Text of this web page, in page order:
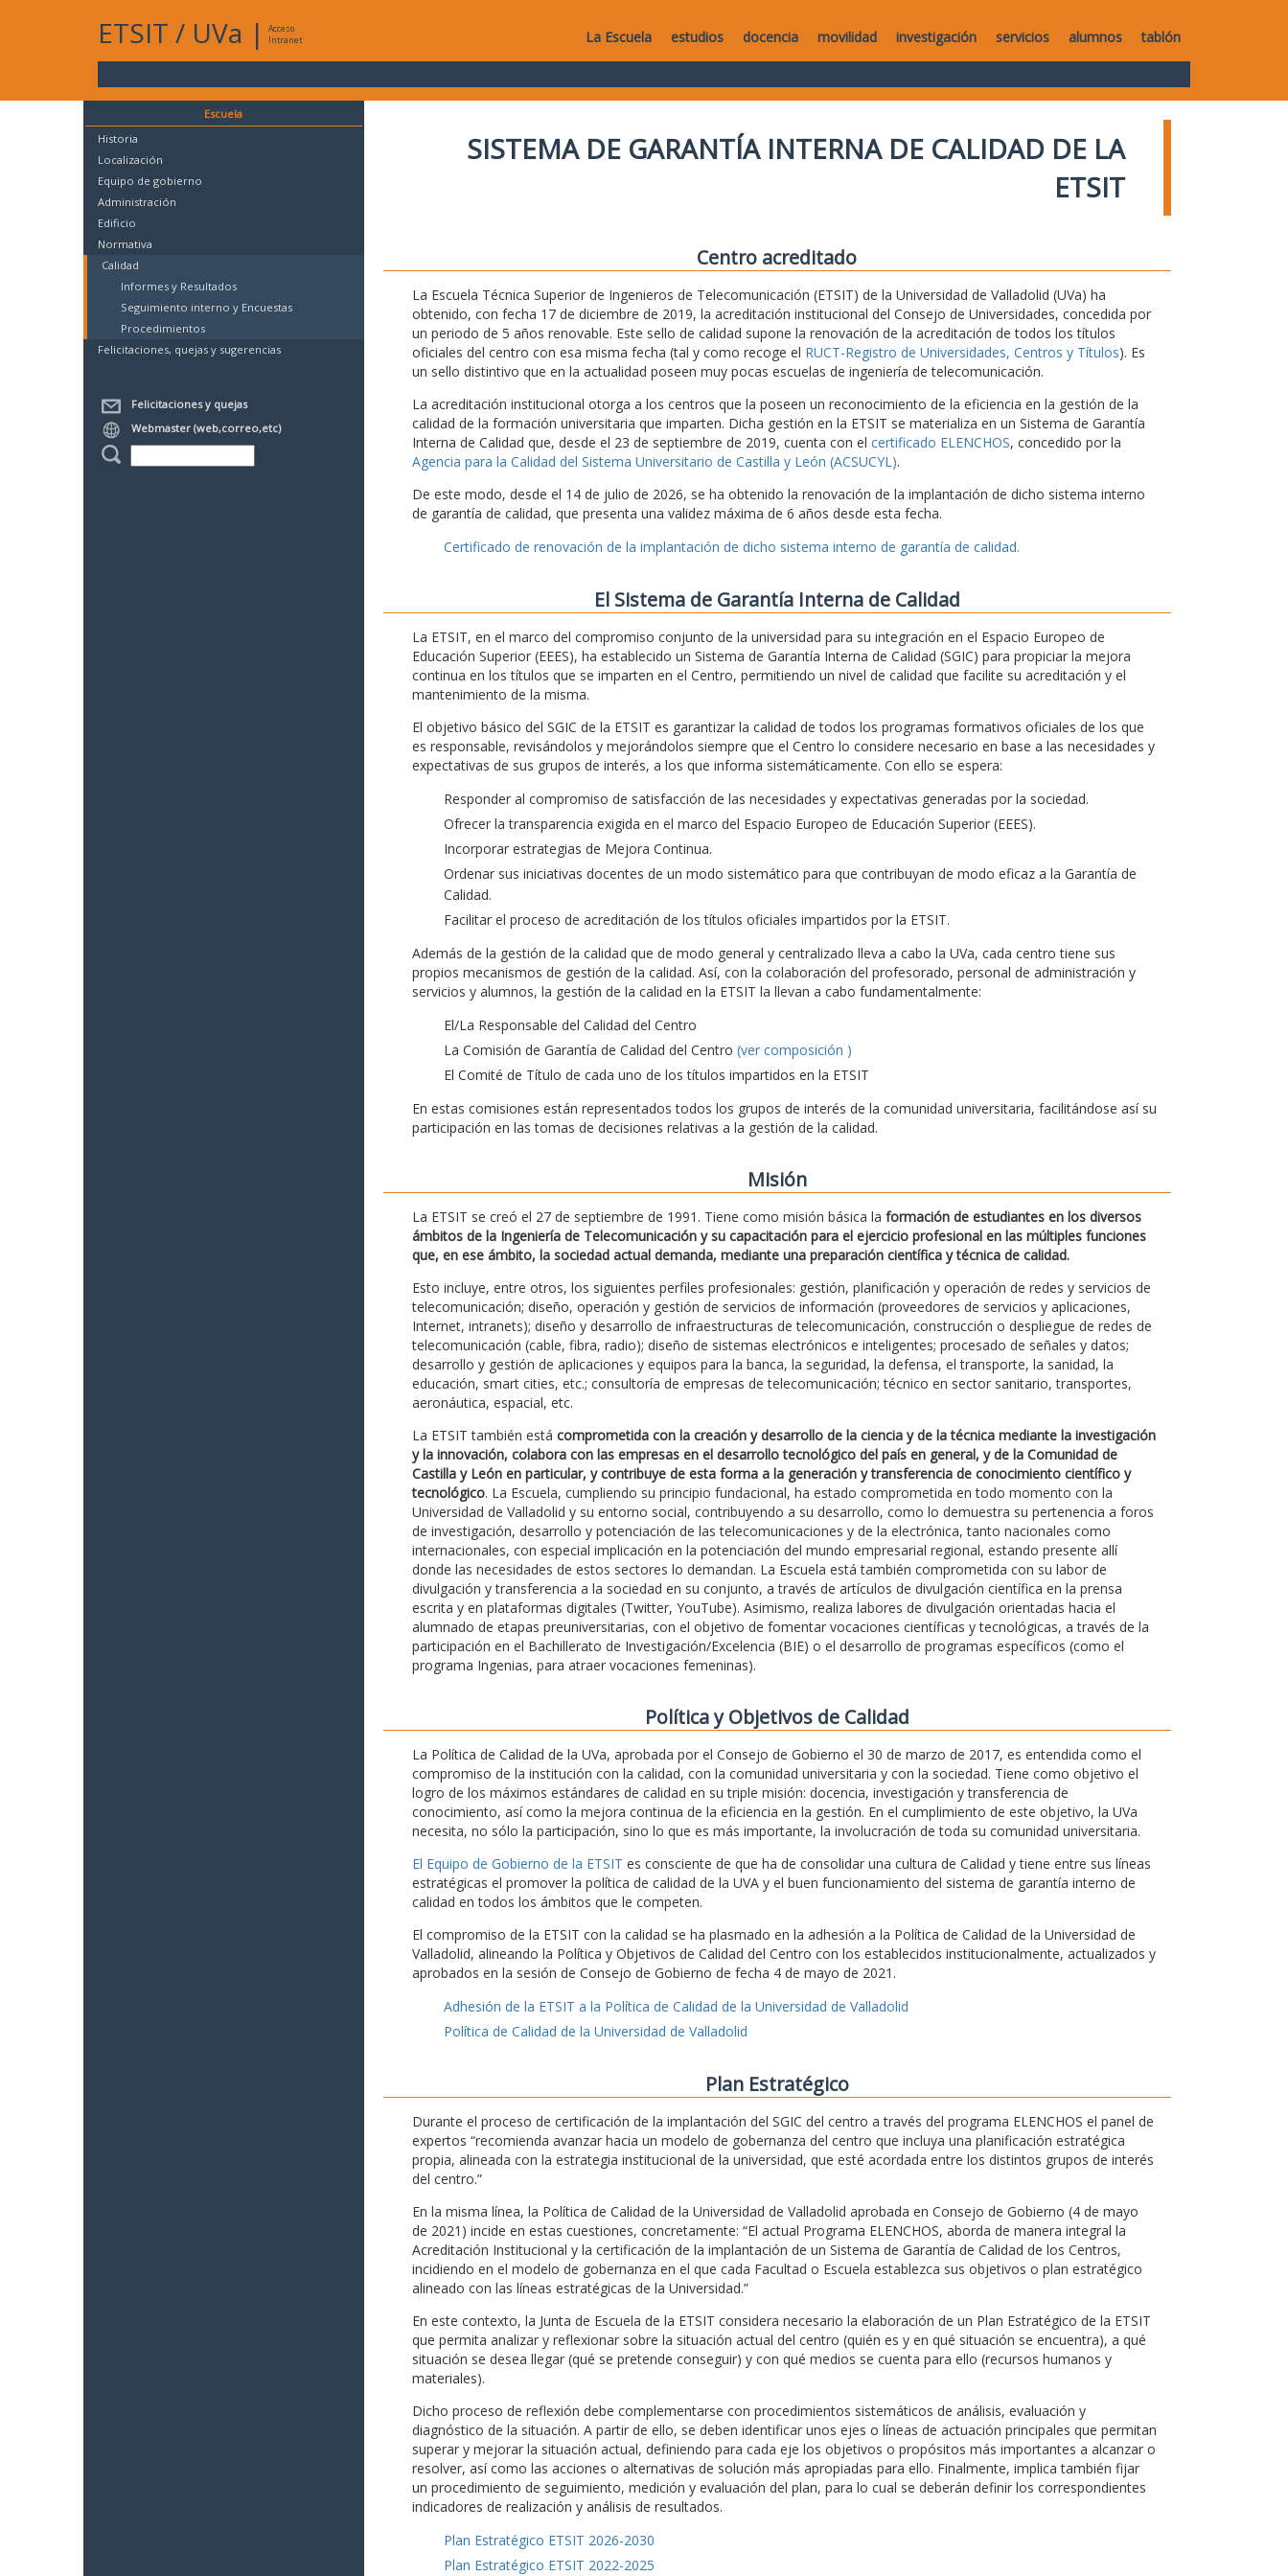
ETSIT / UVa |
Acceso
Intranet
La Escuela estudios docencia movilidad investigación servicios alumnos tablón
Escuela
Historia
Localización
Equipo de gobierno
Administración
Edificio
Normativa
Calidad
Informes y Resultados
Seguimiento interno y Encuestas
Procedimientos
Felicitaciones, quejas y sugerencias
Felicitaciones y quejas
Webmaster (web,correo,etc)
SISTEMA DE GARANTÍA INTERNA DE CALIDAD DE LA
ETSIT
Centro acreditado
La Escuela Técnica Superior de Ingenieros de Telecomunicación (ETSIT) de la Universidad de Valladolid (UVa) ha
obtenido, con fecha 17 de diciembre de 2019, la acreditación institucional del Consejo de Universidades, concedida por
un periodo de 5 años renovable. Este sello de calidad supone la renovación de la acreditación de todos los títulos
oficiales del centro con esa misma fecha (tal y como recoge el RUCT-Registro de Universidades, Centros y Títulos). Es
un sello distintivo que en la actualidad poseen muy pocas escuelas de ingeniería de telecomunicación.
La acreditación institucional otorga a los centros que la poseen un reconocimiento de la eficiencia en la gestión de la
calidad de la formación universitaria que imparten. Dicha gestión en la ETSIT se materializa en un Sistema de Garantía
Interna de Calidad que, desde el 23 de septiembre de 2019, cuenta con el certificado ELENCHOS, concedido por la
Agencia para la Calidad del Sistema Universitario de Castilla y León (ACSUCYL).
De este modo, desde el 14 de julio de 2026, se ha obtenido la renovación de la implantación de dicho sistema interno
de garantía de calidad, que presenta una validez máxima de 6 años desde esta fecha.
Certificado de renovación de la implantación de dicho sistema interno de garantía de calidad.
El Sistema de Garantía Interna de Calidad
La ETSIT, en el marco del compromiso conjunto de la universidad para su integración en el Espacio Europeo de
Educación Superior (EEES), ha establecido un Sistema de Garantía Interna de Calidad (SGIC) para propiciar la mejora
continua en los títulos que se imparten en el Centro, permitiendo un nivel de calidad que facilite su acreditación y el
mantenimiento de la misma.
El objetivo básico del SGIC de la ETSIT es garantizar la calidad de todos los programas formativos oficiales de los que
es responsable, revisándolos y mejorándolos siempre que el Centro lo considere necesario en base a las necesidades y
expectativas de sus grupos de interés, a los que informa sistemáticamente. Con ello se espera:
Responder al compromiso de satisfacción de las necesidades y expectativas generadas por la sociedad.
Ofrecer la transparencia exigida en el marco del Espacio Europeo de Educación Superior (EEES).
Incorporar estrategias de Mejora Continua.
Ordenar sus iniciativas docentes de un modo sistemático para que contribuyan de modo eficaz a la Garantía de
Calidad.
Facilitar el proceso de acreditación de los títulos oficiales impartidos por la ETSIT.
Además de la gestión de la calidad que de modo general y centralizado lleva a cabo la UVa, cada centro tiene sus
propios mecanismos de gestión de la calidad. Así, con la colaboración del profesorado, personal de administración y
servicios y alumnos, la gestión de la calidad en la ETSIT la llevan a cabo fundamentalmente:
El/La Responsable del Calidad del Centro
La Comisión de Garantía de Calidad del Centro (ver composición )
El Comité de Título de cada uno de los títulos impartidos en la ETSIT
En estas comisiones están representados todos los grupos de interés de la comunidad universitaria, facilitándose así su
participación en las tomas de decisiones relativas a la gestión de la calidad.
Misión
La ETSIT se creó el 27 de septiembre de 1991. Tiene como misión básica la formación de estudiantes en los diversos
ámbitos de la Ingeniería de Telecomunicación y su capacitación para el ejercicio profesional en las múltiples funciones
que, en ese ámbito, la sociedad actual demanda, mediante una preparación científica y técnica de calidad.
Esto incluye, entre otros, los siguientes perfiles profesionales: gestión, planificación y operación de redes y servicios de
telecomunicación; diseño, operación y gestión de servicios de información (proveedores de servicios y aplicaciones,
Internet, intranets); diseño y desarrollo de infraestructuras de telecomunicación, construcción o despliegue de redes de
telecomunicación (cable, fibra, radio); diseño de sistemas electrónicos e inteligentes; procesado de señales y datos;
desarrollo y gestión de aplicaciones y equipos para la banca, la seguridad, la defensa, el transporte, la sanidad, la
educación, smart cities, etc.; consultoría de empresas de telecomunicación; técnico en sector sanitario, transportes,
aeronáutica, espacial, etc.
La ETSIT también está comprometida con la creación y desarrollo de la ciencia y de la técnica mediante la investigación
y la innovación, colabora con las empresas en el desarrollo tecnológico del país en general, y de la Comunidad de
Castilla y León en particular, y contribuye de esta forma a la generación y transferencia de conocimiento científico y
tecnológico. La Escuela, cumpliendo su principio fundacional, ha estado comprometida en todo momento con la
Universidad de Valladolid y su entorno social, contribuyendo a su desarrollo, como lo demuestra su pertenencia a foros
de investigación, desarrollo y potenciación de las telecomunicaciones y de la electrónica, tanto nacionales como
internacionales, con especial implicación en la potenciación del mundo empresarial regional, estando presente allí
donde las necesidades de estos sectores lo demandan. La Escuela está también comprometida con su labor de
divulgación y transferencia a la sociedad en su conjunto, a través de artículos de divulgación científica en la prensa
escrita y en plataformas digitales (Twitter, YouTube). Asimismo, realiza labores de divulgación orientadas hacia el
alumnado de etapas preuniversitarias, con el objetivo de fomentar vocaciones científicas y tecnológicas, a través de la
participación en el Bachillerato de Investigación/Excelencia (BIE) o el desarrollo de programas específicos (como el
programa Ingenias, para atraer vocaciones femeninas).
Polí­tica y Objetivos de Calidad
La Política de Calidad de la UVa, aprobada por el Consejo de Gobierno el 30 de marzo de 2017, es entendida como el
compromiso de la institución con la calidad, con la comunidad universitaria y con la sociedad. Tiene como objetivo el
logro de los máximos estándares de calidad en su triple misión: docencia, investigación y transferencia de
conocimiento, así como la mejora continua de la eficiencia en la gestión. En el cumplimiento de este objetivo, la UVa
necesita, no sólo la participación, sino lo que es más importante, la involucración de toda su comunidad universitaria.
El Equipo de Gobierno de la ETSIT es consciente de que ha de consolidar una cultura de Calidad y tiene entre sus líneas
estratégicas el promover la política de calidad de la UVA y el buen funcionamiento del sistema de garantía interno de
calidad en todos los ámbitos que le competen.
El compromiso de la ETSIT con la calidad se ha plasmado en la adhesión a la Política de Calidad de la Universidad de
Valladolid, alineando la Política y Objetivos de Calidad del Centro con los establecidos institucionalmente, actualizados y
aprobados en la sesión de Consejo de Gobierno de fecha 4 de mayo de 2021.
Adhesión de la ETSIT a la Política de Calidad de la Universidad de Valladolid
Política de Calidad de la Universidad de Valladolid
Plan Estratégico
Durante el proceso de certificación de la implantación del SGIC del centro a través del programa ELENCHOS el panel de
expertos “recomienda avanzar hacia un modelo de gobernanza del centro que incluya una planificación estratégica
propia, alineada con la estrategia institucional de la universidad, que esté acordada entre los distintos grupos de interés
del centro.”
En la misma línea, la Política de Calidad de la Universidad de Valladolid aprobada en Consejo de Gobierno (4 de mayo
de 2021) incide en estas cuestiones, concretamente: “El actual Programa ELENCHOS, aborda de manera integral la
Acreditación Institucional y la certificación de la implantación de un Sistema de Garantía de Calidad de los Centros,
incidiendo en el modelo de gobernanza en el que cada Facultad o Escuela establezca sus objetivos o plan estratégico
alineado con las líneas estratégicas de la Universidad.”
En este contexto, la Junta de Escuela de la ETSIT considera necesario la elaboración de un Plan Estratégico de la ETSIT
que permita analizar y reflexionar sobre la situación actual del centro (quién es y en qué situación se encuentra), a qué
situación se desea llegar (qué se pretende conseguir) y con qué medios se cuenta para ello (recursos humanos y
materiales).
Dicho proceso de reflexión debe complementarse con procedimientos sistemáticos de análisis, evaluación y
diagnóstico de la situación. A partir de ello, se deben identificar unos ejes o líneas de actuación principales que permitan
superar y mejorar la situación actual, definiendo para cada eje los objetivos o propósitos más importantes a alcanzar o
resolver, así como las acciones o alternativas de solución más apropiadas para ello. Finalmente, implica también fijar
un procedimiento de seguimiento, medición y evaluación del plan, para lo cual se deberán definir los correspondientes
indicadores de realización y análisis de resultados.
Plan Estratégico ETSIT 2026-2030
Plan Estratégico ETSIT 2022-2025